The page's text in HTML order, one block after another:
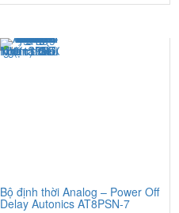
Bộ định thời Analog – Power Off
Delay Autonics AT8PSN-7